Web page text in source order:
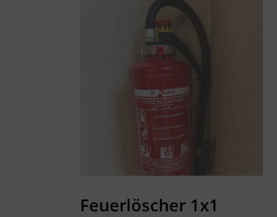
Feuerlöscher 1x1